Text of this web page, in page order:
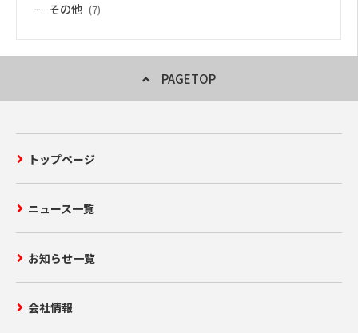
その他 (7)
PAGETOP
トップページ
ニュース一覧
お知らせ一覧
会社情報